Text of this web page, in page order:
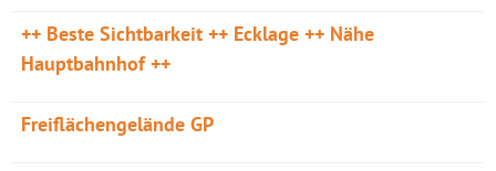
++ Beste Sichtbarkeit ++ Ecklage ++ Nähe
Hauptbahnhof ++
Freiflächengelände GP